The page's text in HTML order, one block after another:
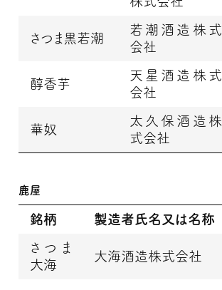
さつま黒若潮
若潮酒造株式
会社
醇香芋
天星酒造株式
会社
華奴
太久保酒造株
式会社
鹿屋
銘柄 製造者氏名又は名称
さつま
大海
大海酒造株式会社